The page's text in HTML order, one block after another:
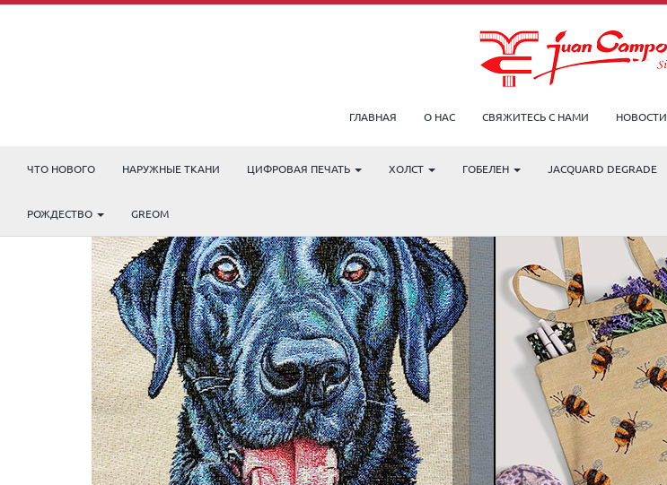
ГЛАВНАЯ О НАС СВЯЖИТЕСЬ С НАМИ НОВОСТИ
ЧТО НОВОГО НАРУЖНЫЕ ТКАНИ ЦИФРОВАЯ ПЕЧАТЬ ХОЛСТ ГОБЕЛЕН JACQUARD DEGRADE
РОЖДЕСТВО GREOM